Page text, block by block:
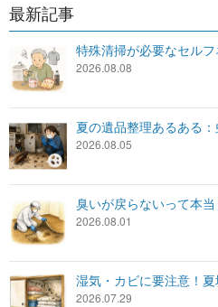
最新記事
特殊清掃が必要なセル
2026.08.08
夏の遺品整理あるある
2026.08.05
臭いが戻らないって本
2026.08.01
湿気・カビに要注意！
2026.07.29